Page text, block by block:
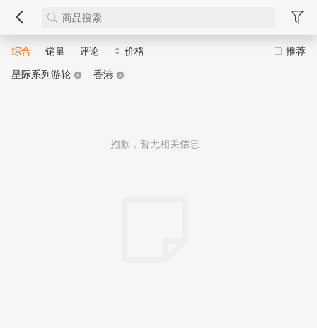
推荐
综合 销量 评论
价格
星际系列游轮
香港
抱歉，暂无相关信息